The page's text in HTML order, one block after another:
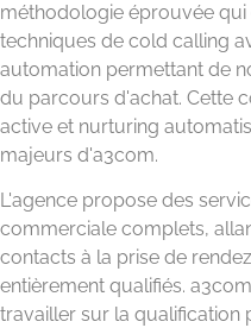
méthodologie éprouvée
techniques de cold calling
automation permettant de
du parcours d'achat. Cette
active et nurturing
majeurs d'a3com.
L'agence propose des
commerciale complets,
contacts à la prise de
entièrement qualifiés.
travailler sur la qualification